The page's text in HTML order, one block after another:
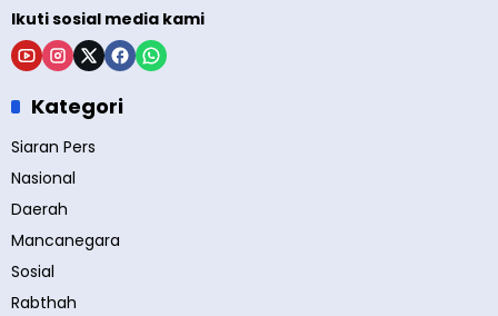
Ikuti sosial media kami
Kategori
Siaran Pers
Nasional
Daerah
Mancanegara
Sosial
Rabthah